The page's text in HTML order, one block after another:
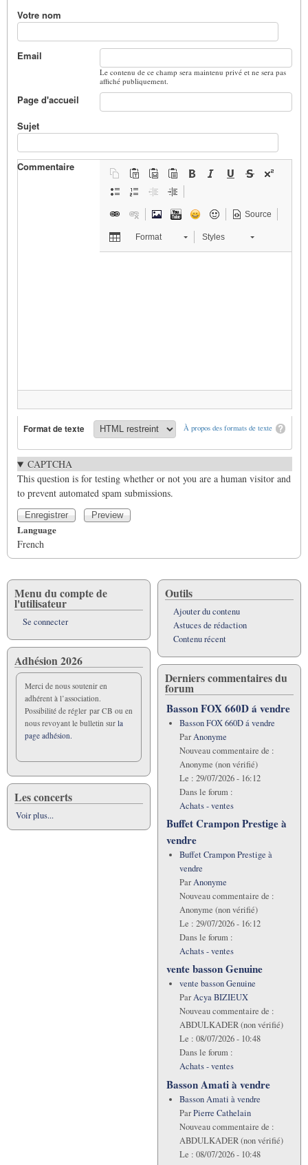
Votre nom
Email
Le contenu de ce champ sera maintenu privé et ne sera pas
affiché publiquement.
Page d'accueil
Sujet
Commentaire
Source
Format Styles
À propos des formats de texte
Format de texte
CAPTCHA
This question is for testing whether or not you are a human visitor and
to prevent automated spam submissions.
Language
French
Menu du compte de
l'utilisateur
Se connecter
Adhésion 2026
Merci de nous soutenir en
adhérent à l’association.
Possibilité de régler par CB ou en
nous revoyant le bulletin sur la
page adhésion.
Les concerts
Voir plus...
Outils
Ajouter du contenu
Astuces de rédaction
Contenu récent
Derniers commentaires du
forum
Basson FOX 660D á vendre
Basson FOX 660D á vendre
ParAnonyme
Nouveau commentaire de :
Anonyme (non vérifié)
Le : 29/07/2026 - 16:12
Dans le forum :
Achats - ventes
Buffet Crampon Prestige à
vendre
Buffet Crampon Prestige à
vendre
ParAnonyme
Nouveau commentaire de :
Anonyme (non vérifié)
Le : 29/07/2026 - 16:12
Dans le forum :
Achats - ventes
vente basson Genuine
vente basson Genuine
ParAcya BIZIEUX
Nouveau commentaire de :
ABDULKADER (non vérifié)
Le : 08/07/2026 - 10:48
Dans le forum :
Achats - ventes
Basson Amati à vendre
Basson Amati à vendre
ParPierre Cathelain
Nouveau commentaire de :
ABDULKADER (non vérifié)
Le : 08/07/2026 - 10:48